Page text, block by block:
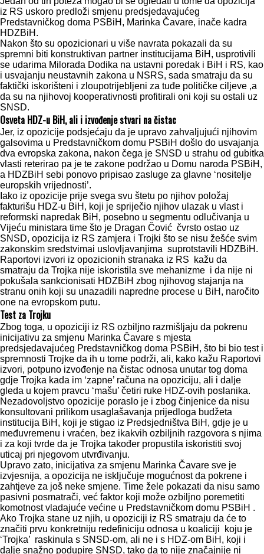
iz RS uskoro predloži smjenu predsjedavajućeg
Predstavničkog doma PSBiH, Marinka Čavare, inače kadra
HDZBiH.
Nakon što su opozicionari u više navrata pokazali da su
spremni biti konstruktivan partner institucijama BiH, usprotivili
se udarima Milorada Dodika na ustavni poredak i BiH i RS, kao
i usvajanju neustavnih zakona u NSRS, sada smatraju da su
faktički iskorišteni i zloupotrijebljeni za tuđe političke ciljeve ,a
da su na njihovoj kooperativnosti profitirali oni koji su ostali uz
SNSD.
Osveta HDZ-u BiH, ali i izvođenje stvari na čistac
Jer, iz opozicije podsjećaju da je upravo zahvaljujući njihovim
galsovima u Predstavničkom domu PSBiH došlo do usvajanja
dva evropska zakona, nakon čega je SNSD u strahu od gubitka
vlasti reterirao pa je te zakone podržao u Domu naroda PSBiH,
a HDZBiH sebi ponovo pripisao zasluge za glavne ‘nositelje
europskih vrijednosti’.
Iako iz opozicije prije svega svu štetu po njihov položaj
fakturišu HDZ-u BiH, koji je spriječio njihov ulazak u vlast i
reformski napredak BiH, posebno u segmentu odlučivanja u
Vijeću ministara time što je Dragan Čović čvrsto ostao uz
SNSD, opozicija iz RS zamjera i Trojki što se nisu žešće svim
zakonskim sredstvimai uslovljavanjima suprotstavili HDZBiH.
Raportovi izvori iz opozicionih stranaka iz RS kažu da
smatraju da Trojka nije iskoristila sve mehanizme i da nije ni
pokušala sankcionisati HDZBiH zbog njihovog stajanja na
stranu onih koji su unazadili napredne procese u BiH, naročito
one na evropskom putu.
Test za Trojku
Zbog toga, u opoziciji iz RS ozbiljno razmišljaju da pokrenu
inicijativu za smjenu Marinka Čavare s mjesta
predsjedavajućeg Predstavničkog doma PSBiH, što bi bio test i
spremnosti Trojke da ih u tome podrži, ali, kako kažu Raportovi
izvori, potpuno izvođenje na čistac odnosa unutar tog doma
gdje Trojka kada im ‘zapne’ računa na opoziciju, ali i dalje
gleda u kojem pravcu ‘mašu’ četiri ruke HDZ-ovih poslanika.
Nezadovoljstvo opozicije poraslo je i zbog činjenice da nisu
konsultovani prilikom usaglašavanja prijedloga budžeta
institucija BiH, koji je stigao iz Predsjedništva BiH, gdje je u
međuvremenu i vraćen, bez ikakvih ozbiljnih razgovora s njima
i za koji tvrde da je Trojka također propustila iskoristiti svoj
uticaj pri njegovom utvrđivanju.
Upravo zato, inicijativa za smjenu Marinka Čavare sve je
izvjesnija, a opozicija ne isključuje mogućnost da pokrene i
zahtjeve za još neke smjene. Time žele pokazati da nisu samo
pasivni posmatrači, već faktor koji može ozbiljno poremetiti
komotnost vladajuće većine u Predstavničkom domu PSBiH .
Ako Trojka stane uz njih, u opoziciji iz RS smatraju da će to
značiti prvu konkretniju redefiniciju odnosa u koaliciji koju je
‘Trojka’ raskinula s SNSD-om, ali ne i s HDZ-om BiH, koji i
dalje snažno podupire SNSD, tako da to nije značajnije ni